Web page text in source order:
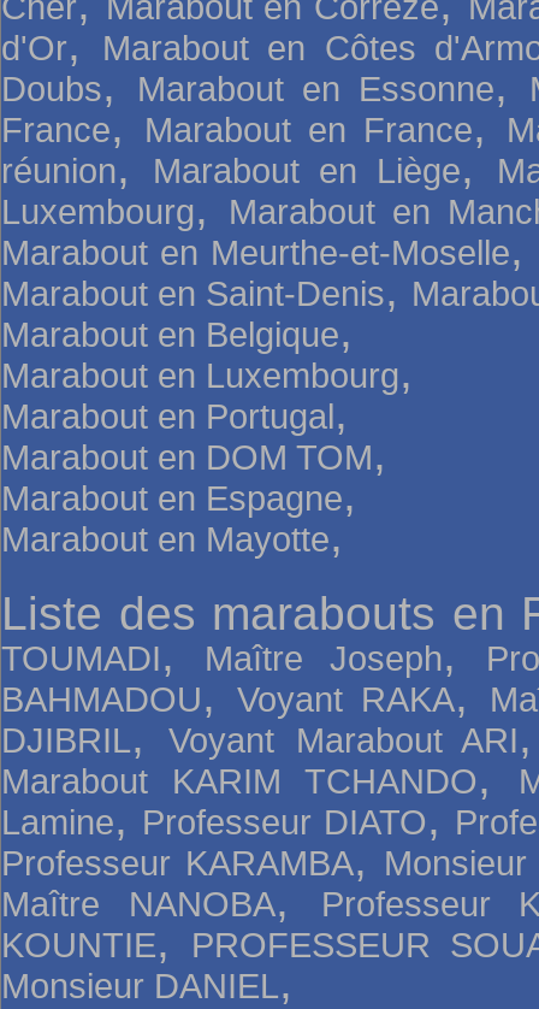
d'Or,
Marabout en Côtes
Doubs, Marabout en Essonne,
France, Marabout en France,
réunion, Marabout en Liège,
Luxembourg,
Marabout en
Marabout en Meurthe-et-Moselle,
Marabout en Saint-Denis,
Marabout en Belgique,
Marabout en Luxembourg,
Marabout en Portugal,
Marabout en DOM TOM,
Marabout en Espagne,
Marabout en Mayotte,
Liste des marabouts en
TOUMADI, Maître Joseph,
BAHMADOU, Voyant RAKA,
DJIBRIL,Voyant Marabout ARI
Marabout KARIM TCHANDO,
Lamine, Professeur DIATO,
Professeur KARAMBA,
Maître NANOBA,
Professeur
KOUNTIE,
PROFESSEUR
Monsieur DANIEL,